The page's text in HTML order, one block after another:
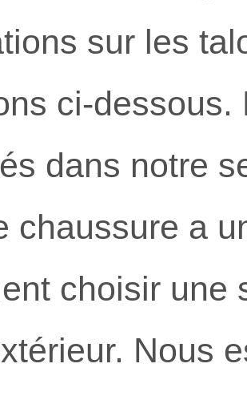
sur les
ci-
dans notre
chaussure a
choisir une
Nous